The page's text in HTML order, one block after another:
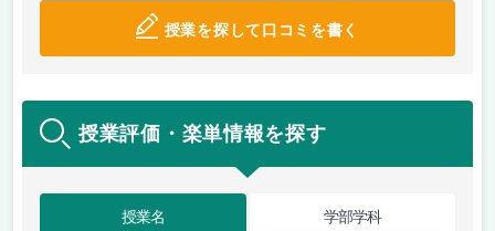
授業を探して口コミを書く
授業評価・楽単情報を探す
授業名 学部学科